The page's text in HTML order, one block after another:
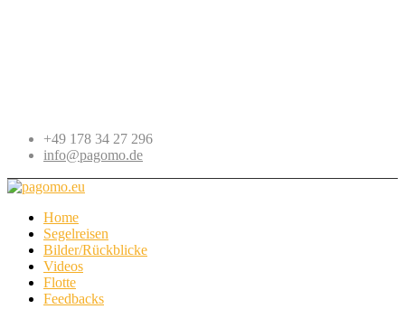
+49 178 34 27 296
info@pagomo.de
Home
Segelreisen
Bilder/Rückblicke
Videos
Flotte
Feedbacks